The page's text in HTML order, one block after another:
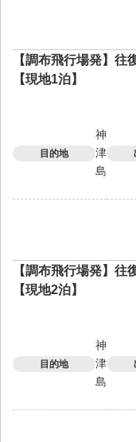
【調布飛行場発】
【現地1泊】
目的地
神
津
島
【調布飛行場発】
【現地2泊】
目的地
神
津
島